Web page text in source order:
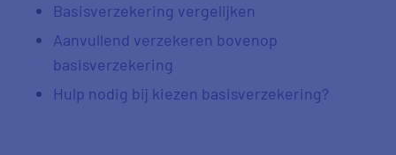
Basisverzekering vergelijken
Aanvullend verzekeren bovenop
basisverzekering
Hulp nodig bij kiezen basisverzekering?